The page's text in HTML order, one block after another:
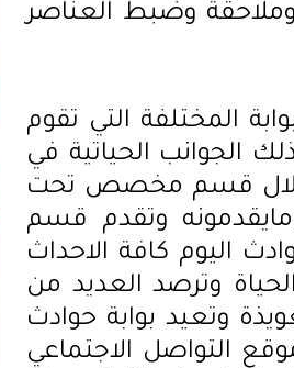
وملاحقة وضبط العناصر
المختلفة التي تقوم
الجوانب الحياتية في
خلال قسم مخصص تحت
وتقدم قسم
اليوم كافة الاحداث
وترصد العديد من
وتعيد بوابة حوادث
التواصل الاجتماعي